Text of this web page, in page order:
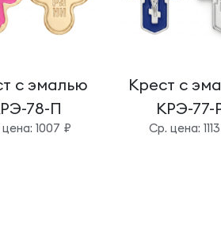
с эмалью
78-П
1007 ₽
Крест с
КРЭ-77-
Cр. цена: